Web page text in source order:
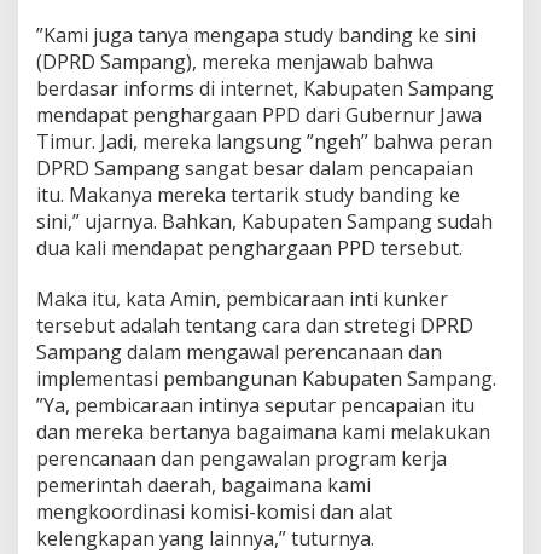
”Kami juga tanya mengapa study banding ke sini
(DPRD Sampang), mereka menjawab bahwa
berdasar informs di internet, Kabupaten Sampang
mendapat penghargaan PPD dari Gubernur Jawa
Timur. Jadi, mereka langsung ”ngeh” bahwa peran
DPRD Sampang sangat besar dalam pencapaian
itu. Makanya mereka tertarik study banding ke
sini,” ujarnya. Bahkan, Kabupaten Sampang sudah
dua kali mendapat penghargaan PPD tersebut.
Maka itu, kata Amin, pembicaraan inti kunker
tersebut adalah tentang cara dan stretegi DPRD
Sampang dalam mengawal perencanaan dan
implementasi pembangunan Kabupaten Sampang.
”Ya, pembicaraan intinya seputar pencapaian itu
dan mereka bertanya bagaimana kami melakukan
perencanaan dan pengawalan program kerja
pemerintah daerah, bagaimana kami
mengkoordinasi komisi-komisi dan alat
kelengkapan yang lainnya,” tuturnya.